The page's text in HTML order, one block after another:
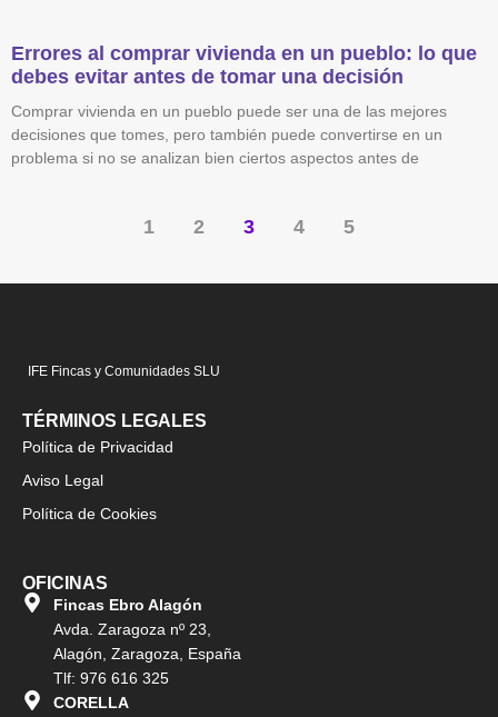
Errores al comprar vivienda en un pueblo: lo que
debes evitar antes de tomar una decisión
Comprar vivienda en un pueblo puede ser una de las mejores
decisiones que tomes, pero también puede convertirse en un
problema si no se analizan bien ciertos aspectos antes de
1 2 3 4 5
IFE Fincas y Comunidades SLU
TÉRMINOS LEGALES
Política de Privacidad
Aviso Legal
Política de Cookies
OFICINAS
Fincas Ebro Alagón
Avda. Zaragoza nº 23,
Alagón, Zaragoza, España
Tlf: 976 616 325
CORELLA